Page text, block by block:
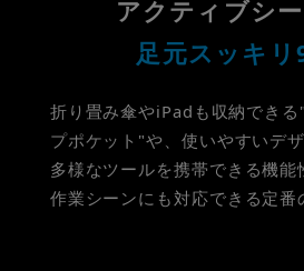
アクティブシー
足元スッキリ
折り畳み傘やiPadも収納でき
プポケット"や、使いやすいデザ
多様なツールを携帯できる機能
作業シーンにも対応できる定番